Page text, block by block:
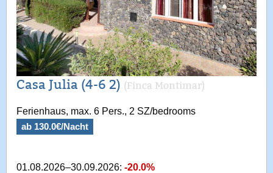
Casa Julia (4-6 2) (Finca Montimar)
Ferienhaus, max. 6 Pers., 2 SZ/bedrooms
ab 130.0€/Nacht
01.08.2026–30.09.2026: -20.0%